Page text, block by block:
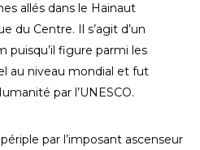
allés dans le Hainaut
du Centre. Il s’agit d’un
puisqu’il figure parmi les
au niveau mondial et fut
par l’UNESCO.
par l’imposant ascenseur